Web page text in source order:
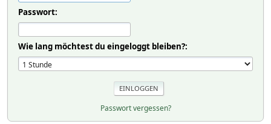
Passwort:
Wie lang möchtest du eingeloggt bleiben?:
Passwort vergessen?